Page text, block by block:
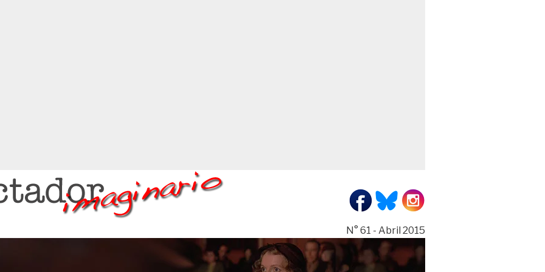
N° 61 - Abril 2015